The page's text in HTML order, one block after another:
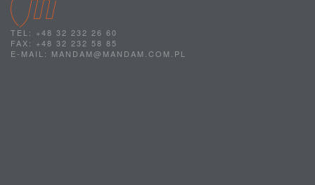
TEL: +48 32 232 26 60
FAX: +48 32 232 58 85
E-MAIL: MANDAM@MANDAM.COM.PL